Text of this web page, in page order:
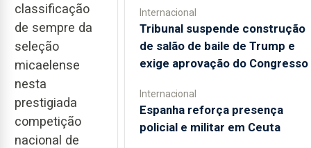
classificação
de sempre da
seleção
micaelense
nesta
prestigiada
competição
nacional de
Internacional
Tribunal suspende construção
de salão de baile de Trump e
exige aprovação do Congresso
Internacional
Espanha reforça presença
policial e militar em Ceuta